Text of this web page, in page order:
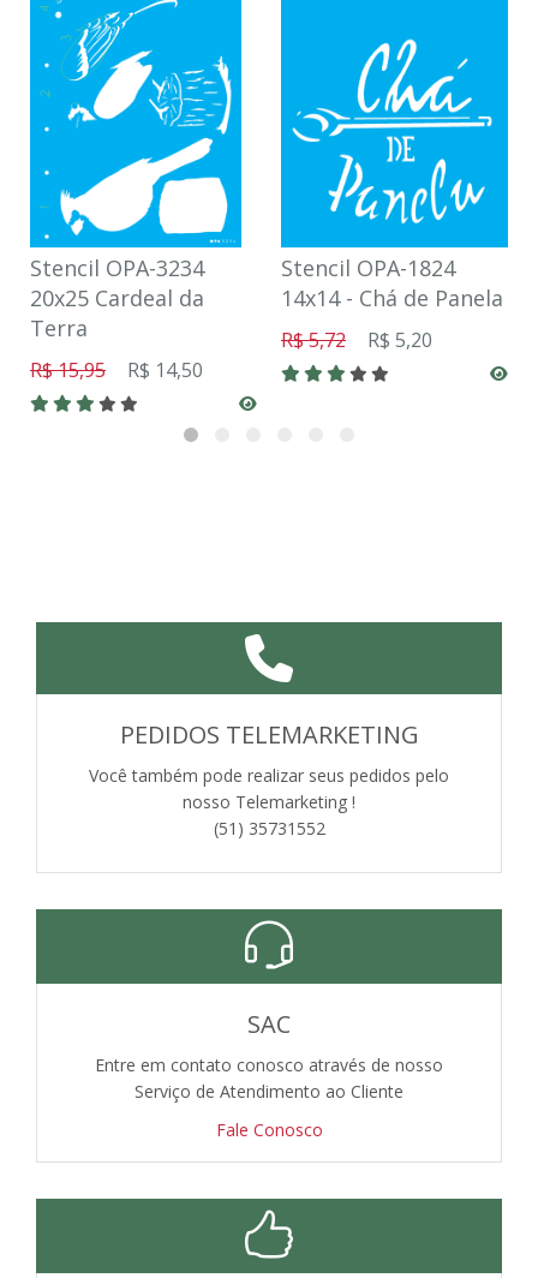
Stencil OPA-3234
20x25 Cardeal da
Terra
R$ 15,95 R$ 14,50
Stencil OPA-1824
14x14 - Chá de Panela
R$ 5,72 R$ 5,20
PEDIDOS TELEMARKETING
Você também pode realizar seus pedidos pelo
nosso Telemarketing !
(51) 35731552
SAC
Entre em contato conosco através de nosso
Serviço de Atendimento ao Cliente
Fale Conosco